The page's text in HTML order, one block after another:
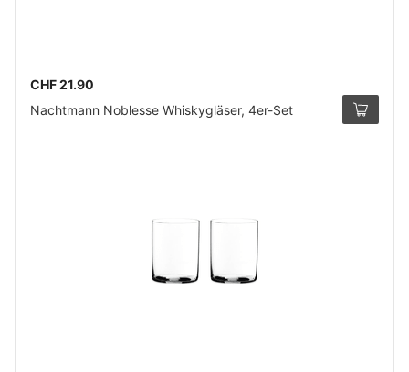
CHF 21.90
Nachtmann Noblesse Whiskygläser, 4er-Set